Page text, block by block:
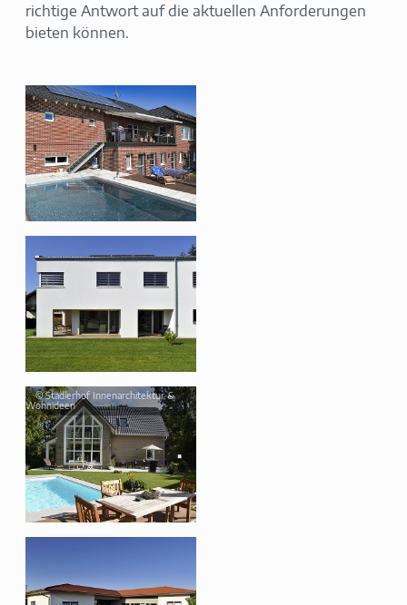
richtige Antwort auf die aktuellen Anforderungen
bieten können.
©Stadlerhof Innenarchitektur &
Wohnideen